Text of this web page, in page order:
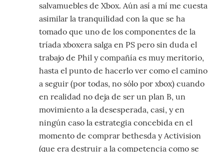
salvamuebles de Xbox. Aún así a mí me cuesta
asimilar la tranquilidad con la que se ha
tomado que uno de los componentes de la
tríada xboxera salga en PS pero sin duda el
trabajo de Phil y compañía es muy meritorio,
hasta el punto de hacerlo ver como el camino
a seguir (por todas, no sólo por xbox) cuando
en realidad no deja de ser un plan B, un
movimiento a la desesperada, casi, y en
ningún caso la estrategia concebida en el
momento de comprar bethesda y Activision
(que era destruir a la competencia como se